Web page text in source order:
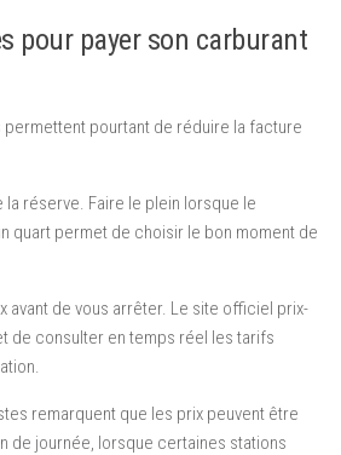
pour payer son carburant
pourtant de réduire la facture
la réserve. Faire le plein lorsque le
quart permet de choisir le bon moment de
avant de vous arrêter. Le site officiel prix-
de consulter en temps réel les tarifs
remarquent que les prix peuvent être
de journée, lorsque certaines stations